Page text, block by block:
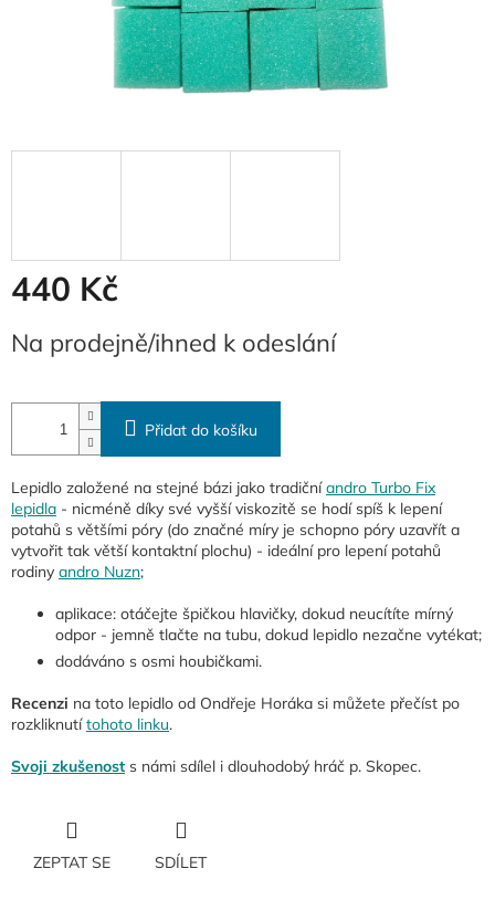
440 Kč
cena:
Na prodejně/ihned k odeslání
Přidat do košíku
Lepidlo založené na stejné bázi jako tradičníandro Turbo Fix
lepidla - nicméně díky své vyšší viskozitě se hodí spíš k lepení
potahů s většími póry (do značné míry je schopno póry uzavřít a
vytvořit tak větší kontaktní plochu) - ideální pro lepení potahů
rodiny andro Nuzn;
aplikace: otáčejte špičkou hlavičky, dokud neucítíte mírný
odpor - jemně tlačte na tubu, dokud lepidlo nezačne vytékat;
dodáváno s osmi houbičkami.
Recenzi na toto lepidlo od Ondřeje Horáka si můžete přečíst po
rozkliknutítohoto linku.
Svoji zkušenost s námi sdílel i dlouhodobý hráč p. Skopec.
ZEPTAT SE SDÍLET